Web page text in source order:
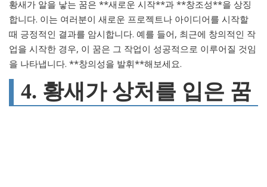
황새가 알을 낳는 꿈은 **새로운 시작**과 **창조성**을 상징
합니다. 이는 여러분이 새로운 프로젝트나 아이디어를 시작할
때 긍정적인 결과를 암시합니다. 예를 들어, 최근에 창의적인 작
업을 시작한 경우, 이 꿈은 그 작업이 성공적으로 이루어질 것임
을 나타냅니다. **창의성을 발휘**해보세요.
4. 황새가 상처를 입은 꿈